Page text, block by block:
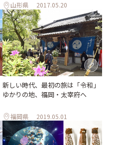
山形県 2017.05.20
新しい時代、最初の旅は「令和」
ゆかりの地、福岡・太宰府へ
福岡県 2019.05.01